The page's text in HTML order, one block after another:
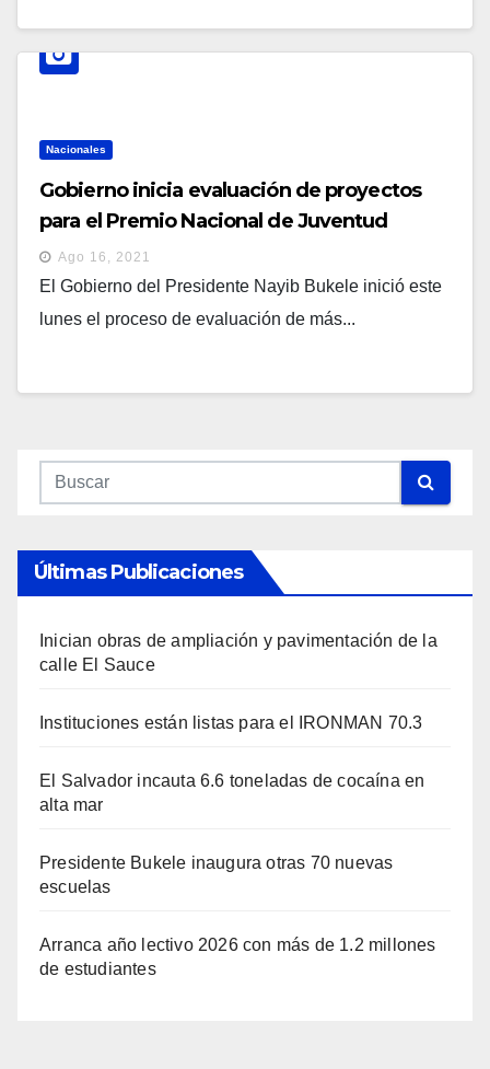
Nacionales
Gobierno inicia evaluación de proyectos
para el Premio Nacional de Juventud
Edición 2021
Ago 16, 2021
El Gobierno del Presidente Nayib Bukele inició este
lunes el proceso de evaluación de más...
Últimas Publicaciones
Inician obras de ampliación y pavimentación de la
calle El Sauce
Instituciones están listas para el IRONMAN 70.3
El Salvador incauta 6.6 toneladas de cocaína en
alta mar
Presidente Bukele inaugura otras 70 nuevas
escuelas
Arranca año lectivo 2026 con más de 1.2 millones
de estudiantes